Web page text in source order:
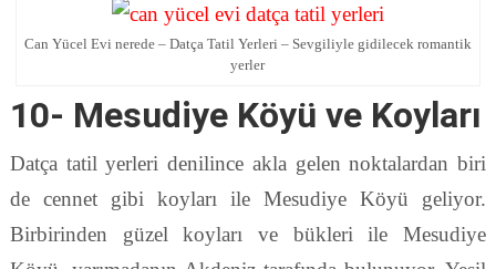
Can Yücel Evi nerede – Datça Tatil Yerleri – Sevgiliyle gidilecek romantik
yerler
10- Mesudiye Köyü ve Koyları
Datça tatil yerleri denilince akla gelen noktalardan biri
de cennet gibi koyları ile Mesudiye Köyü geliyor.
Birbirinden güzel koyları ve bükleri ile Mesudiye